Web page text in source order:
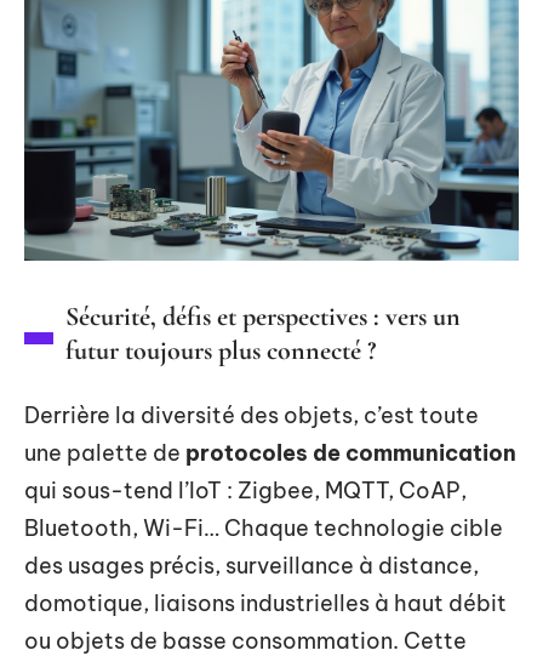
Sécurité, défis et perspectives : vers un
futur toujours plus connecté ?
Derrière la diversité des objets, c’est toute
une palette de protocoles de communication
qui sous-tend l’IoT : Zigbee, MQTT, CoAP,
Bluetooth, Wi-Fi… Chaque technologie cible
des usages précis, surveillance à distance,
domotique, liaisons industrielles à haut débit
ou objets de basse consommation. Cette